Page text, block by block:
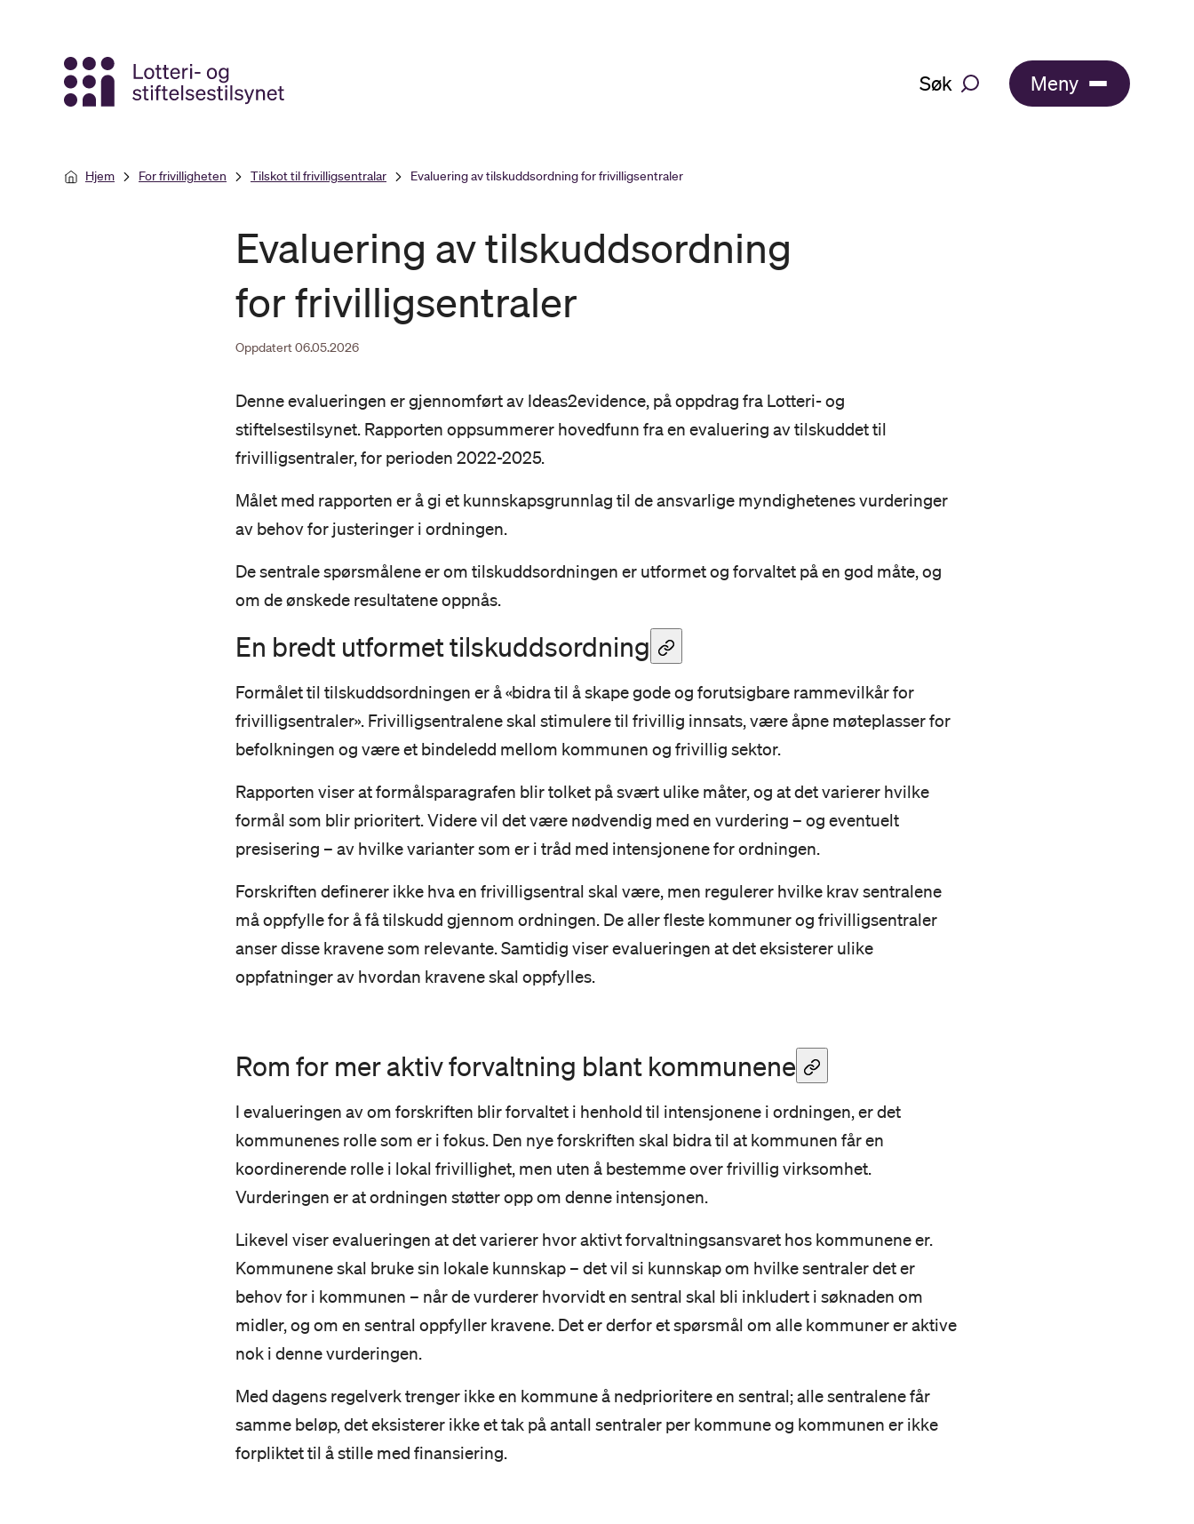
hovedinnhold
Søk Meny
Hjem For frivilligheten Tilskot til frivilligsentralar Evaluering av tilskuddsordning for frivilligsentraler
Evaluering av tilskuddsordning
for frivilligsentraler
Oppdatert 06.05.2026
Denne evalueringen er gjennomført av Ideas2evidence, på oppdrag fra Lotteri- og
stiftelsestilsynet. Rapporten oppsummerer hovedfunn fra en evaluering av tilskuddet til
frivilligsentraler, for perioden 2022-2025.
Målet med rapporten er å gi et kunnskapsgrunnlag til de ansvarlige myndighetenes vurderinger
av behov for justeringer i ordningen.
De sentrale spørsmålene er om tilskuddsordningen er utformet og forvaltet på en god måte, og
om de ønskede resultatene oppnås.
En bredt utformet tilskuddsordning
Formålet til tilskuddsordningen er å «bidra til å skape gode og forutsigbare rammevilkår for
frivilligsentraler». Frivilligsentralene skal stimulere til frivillig innsats, være åpne møteplasser for
befolkningen og være et bindeledd mellom kommunen og frivillig sektor.
Rapporten viser at formålsparagrafen blir tolket på svært ulike måter, og at det varierer hvilke
formål som blir prioritert. Videre vil det være nødvendig med en vurdering – og eventuelt
presisering – av hvilke varianter som er i tråd med intensjonene for ordningen.
Forskriften definerer ikke hva en frivilligsentral skal være, men regulerer hvilke krav sentralene
må oppfylle for å få tilskudd gjennom ordningen. De aller fleste kommuner og frivilligsentraler
anser disse kravene som relevante. Samtidig viser evalueringen at det eksisterer ulike
oppfatninger av hvordan kravene skal oppfylles.
Rom for mer aktiv forvaltning blant kommunene
I evalueringen av om forskriften blir forvaltet i henhold til intensjonene i ordningen, er det
kommunenes rolle som er i fokus. Den nye forskriften skal bidra til at kommunen får en
koordinerende rolle i lokal frivillighet, men uten å bestemme over frivillig virksomhet.
Vurderingen er at ordningen støtter opp om denne intensjonen.
Likevel viser evalueringen at det varierer hvor aktivt forvaltningsansvaret hos kommunene er.
Kommunene skal bruke sin lokale kunnskap – det vil si kunnskap om hvilke sentraler det er
behov for i kommunen – når de vurderer hvorvidt en sentral skal bli inkludert i søknaden om
midler, og om en sentral oppfyller kravene. Det er derfor et spørsmål om alle kommuner er aktive
nok i denne vurderingen.
Med dagens regelverk trenger ikke en kommune å nedprioritere en sentral; alle sentralene får
samme beløp, det eksisterer ikke et tak på antall sentraler per kommune og kommunen er ikke
forpliktet til å stille med finansiering.